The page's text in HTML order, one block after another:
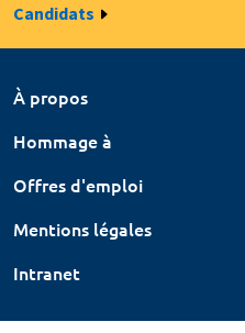
Candidats
À propos
Hommage à
Offres d'emploi
Mentions légales
Intranet